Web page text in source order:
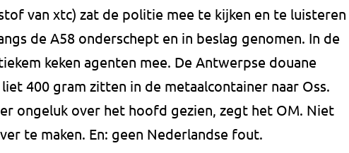
van xtc) zat de politie mee te kijken en te luisteren
de A58 onderschept en in beslag genomen. In de
keken agenten mee. De Antwerpse douane
400 gram zitten in de metaalcontainer naar Oss.
ongeluk over het hoofd gezien, zegt het OM. Niet
te maken. En: geen Nederlandse fout.